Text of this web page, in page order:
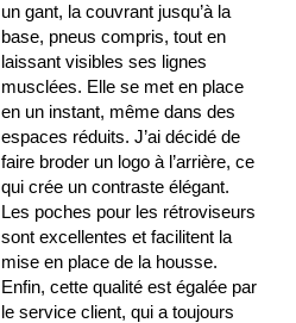
un gant, la couvrant jusqu’à la
base, pneus compris, tout en
laissant visibles ses lignes
musclées. Elle se met en place
en un instant, même dans des
espaces réduits. J’ai décidé de
faire broder un logo à l’arrière, ce
qui crée un contraste élégant.
Les poches pour les rétroviseurs
sont excellentes et facilitent la
mise en place de la housse.
Enfin, cette qualité est égalée par
le service client, qui a toujours